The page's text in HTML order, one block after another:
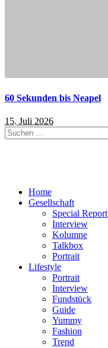
60 Sekunden bis Neapel
15. Juli 2026
Suchen
nach:
Home
Gesellschaft
Special Report
Interview
Kolumne
Talkbox
Portrait
Lifestyle
Portrait
Interview
Fundstück
Guide
Yummy
Fashion
Trend